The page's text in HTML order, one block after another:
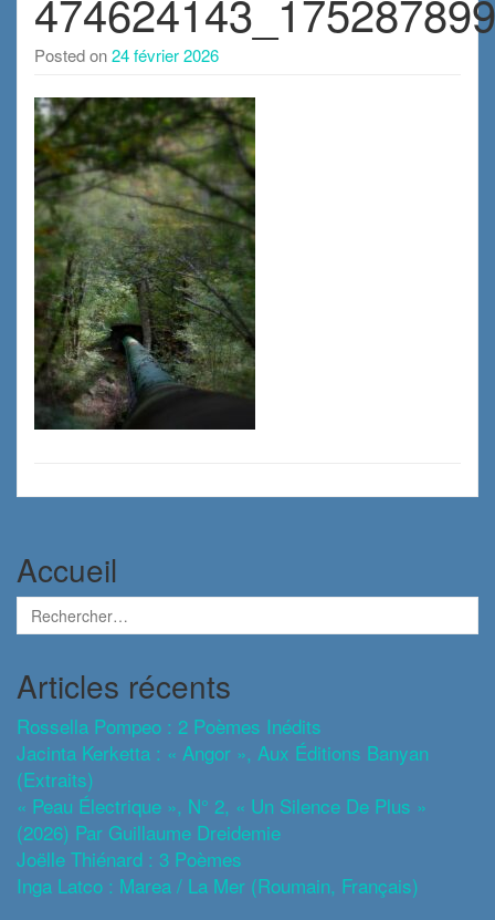
Posted on24 février 2026
Accueil
Articles récents
Rossella Pompeo : 2 Poèmes Inédits
Jacinta Kerketta : « Angor », Aux Éditions Banyan
(extraits)
« Peau Électrique », N° 2, « Un Silence De Plus »
(2026) Par Guillaume Dreidemie
Joëlle Thiénard : 3 Poèmes
Inga Latco : Marea / La Mer (roumain, Français)